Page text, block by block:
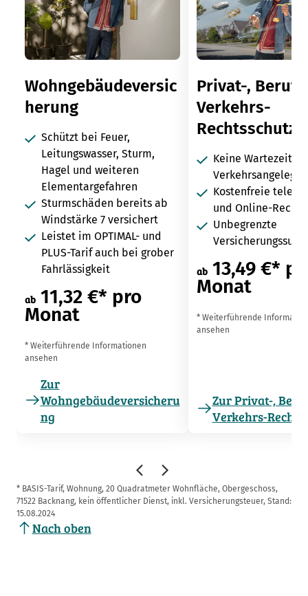
Wohngebäudeversic
herung
Schützt bei Feuer,
Leitungswasser, Sturm,
Hagel und weiteren
Elementargefahren
Sturmschäden bereits ab
Windstärke 7 versichert
Leistet im OPTIMAL- und
PLUS-Tarif auch bei grober
Fahrlässigkeit
ab 11,32 €* pro
Monat
* Weiterführende Informationen
ansehen
Zur
Wohngebäudeversicheru
ng
Privat-,
Verkehrs-
Rechtsschutz
Keine Wartezeit in
Kostenfreie
und Online-
Unbegrenzte
ab 13,49 €*
Monat
* Weiterführende
ansehen
Zur Privat-,
Verkehrs-
* BASIS-Tarif, Wohnung, 20 Quadratmeter Wohnfläche, Obergeschoss,
71522 Backnang, kein öffentlicher Dienst, inkl. Versicherungsteuer, Stand:
15.08.2024
Nach oben